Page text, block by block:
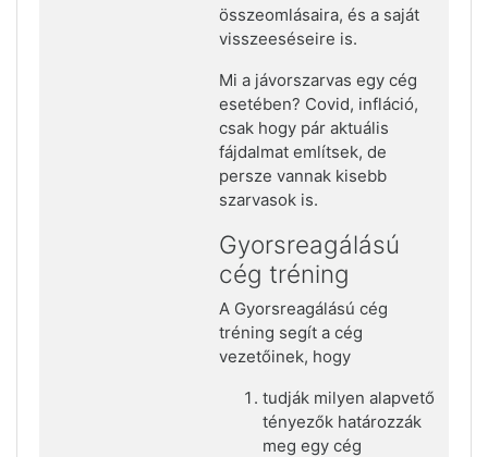
összeomlásaira, és a saját
visszeeséseire is.
Mi a jávorszarvas egy cég
esetében? Covid, infláció,
csak hogy pár aktuális
fájdalmat említsek, de
persze vannak kisebb
szarvasok is.
Gyorsreagálású
cég tréning
A Gyorsreagálású cég
tréning segít a cég
vezetőinek, hogy
tudják milyen alapvető
tényezők határozzák
meg egy cég